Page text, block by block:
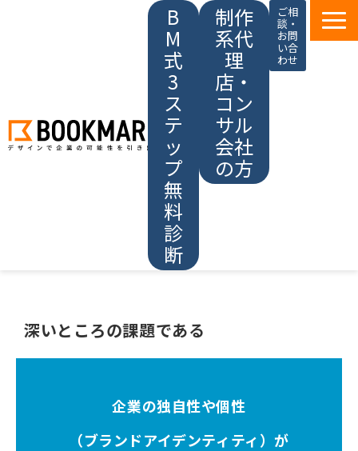
B
M
式
3
ス
テ
ッ
プ
無
料
診
断
制作
系代
理
店・
コン
サル
会社
の方
ご相
談・
お問
い合
わせ
サービス
深いところの課題である
企業の独自性や個性
（ブランドアイデンティティ）が